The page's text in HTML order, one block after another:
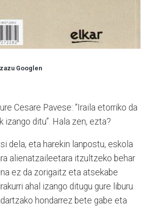
Googlen
Cesare Pavese: “Iraila etorriko da
izango ditu”. Hala zen, ezta?
dela, eta harekin lanpostu, eskola
alienatzaileetara itzultzeko behar
ez da zorigaitz eta atsekabe
ahal izango ditugu gure liburu
hondarrez bete gabe eta